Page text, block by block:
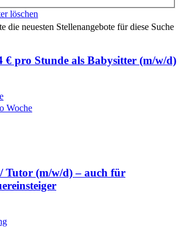
löschen
die neuesten Stellenangebote für diese Suche
€ pro Stunde als Babysitter (m/w/d)
Woche
Tutor (m/w/d) – auch für